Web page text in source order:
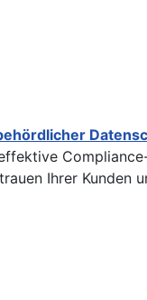
Ihrer Kunden